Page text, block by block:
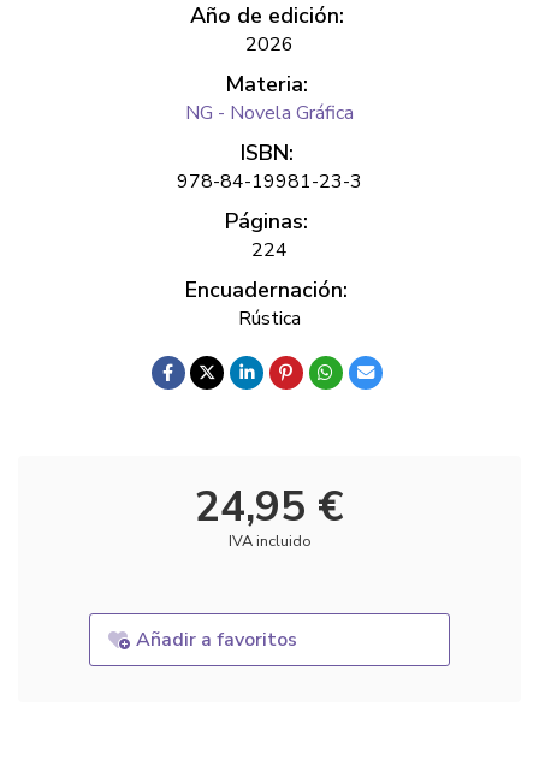
Año de edición:
2026
Materia:
NG - Novela Gráfica
ISBN:
978-84-19981-23-3
Páginas:
224
Encuadernación:
Rústica
24,95 €
IVA incluido
Añadir a favoritos